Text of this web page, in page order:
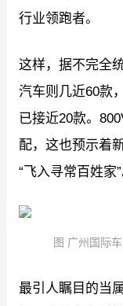
行业领跑者。
这样，据不完全
汽车则几近60款
已接近20款。
配，这也预示着
“飞入寻常百姓家”
图 广州国际
最引人瞩目的当